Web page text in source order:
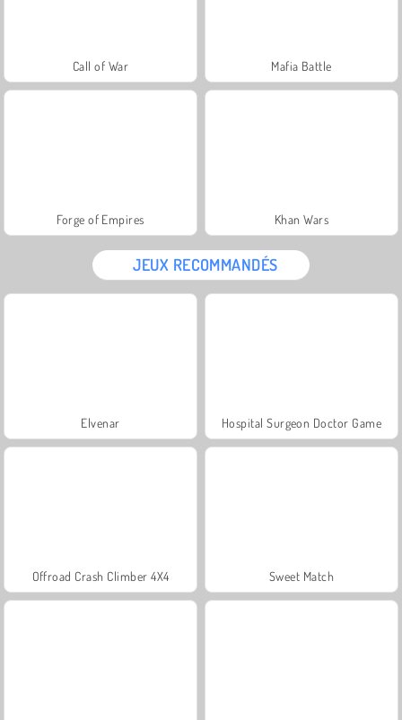
Call of War Mafia Battle
Forge of Empires Khan Wars
JEUX RECOMMANDÉS
Elvenar Hospital Surgeon Doctor Game
Offroad Crash Climber 4X4 Sweet Match